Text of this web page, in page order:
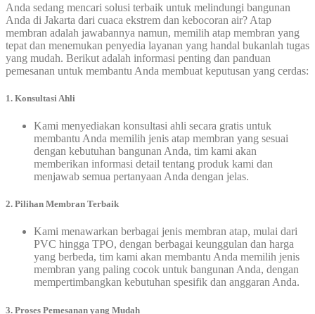
Anda sedang mencari solusi terbaik untuk melindungi bangunan
Anda di Jakarta dari cuaca ekstrem dan kebocoran air? Atap
membran adalah jawabannya namun, memilih atap membran yang
tepat dan menemukan penyedia layanan yang handal bukanlah tugas
yang mudah. Berikut adalah informasi penting dan panduan
pemesanan untuk membantu Anda membuat keputusan yang cerdas:
1. Konsultasi Ahli
Kami menyediakan konsultasi ahli secara gratis untuk
membantu Anda memilih jenis atap membran yang sesuai
dengan kebutuhan bangunan Anda, tim kami akan
memberikan informasi detail tentang produk kami dan
menjawab semua pertanyaan Anda dengan jelas.
2. Pilihan Membran Terbaik
Kami menawarkan berbagai jenis membran atap, mulai dari
PVC hingga TPO, dengan berbagai keunggulan dan harga
yang berbeda, tim kami akan membantu Anda memilih jenis
membran yang paling cocok untuk bangunan Anda, dengan
mempertimbangkan kebutuhan spesifik dan anggaran Anda.
3. Proses Pemesanan yang Mudah